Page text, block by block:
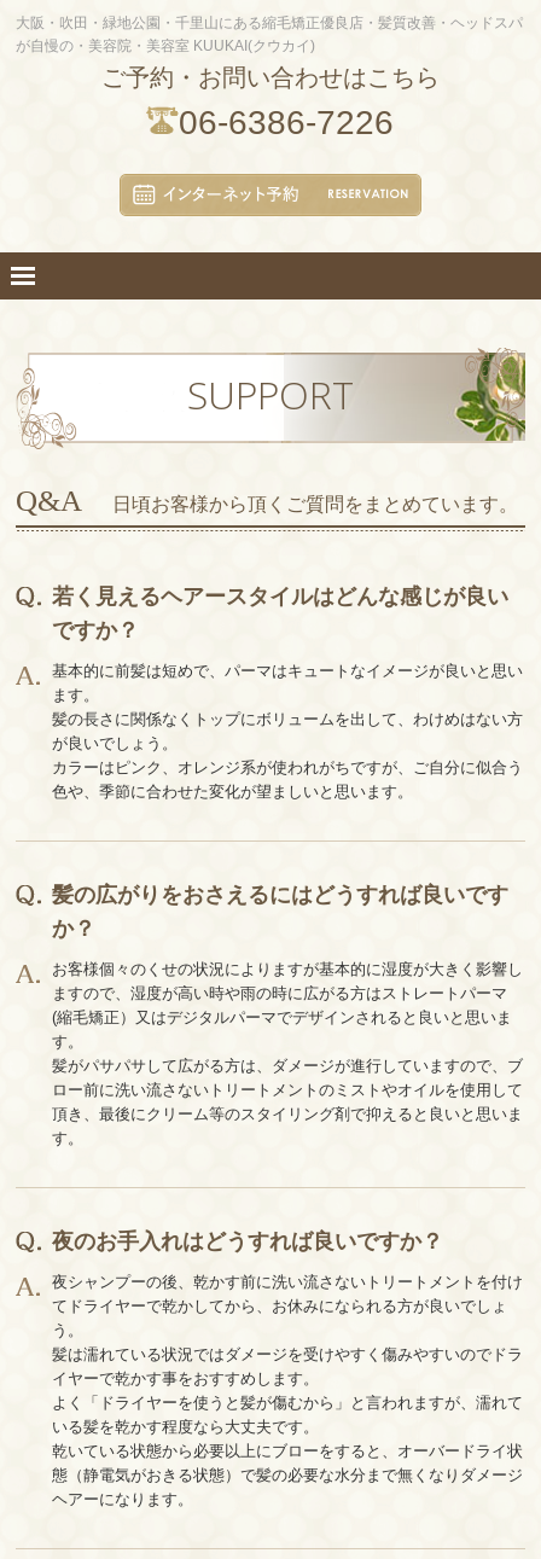
大阪・吹田・緑地公園・千里山にある縮毛矯正優良店・髪質改善・ヘッドスパ
が自慢の・美容院・美容室 KUUKAI(クウカイ)
ご予約・お問い合わせはこちら
06-6386-7226
SUPPORT
Q&A 日頃お客様から頂くご質問をまとめています。
若く見えるヘアースタイルはどんな感じが良い
ですか？
基本的に前髪は短めで、パーマはキュートなイメージが良いと思い
ます。
髪の長さに関係なくトップにボリュームを出して、わけめはない方
が良いでしょう。
カラーはピンク、オレンジ系が使われがちですが、ご自分に似合う
色や、季節に合わせた変化が望ましいと思います。
髪の広がりをおさえるにはどうすれば良いです
か？
お客様個々のくせの状況によりますが基本的に湿度が大きく影響し
ますので、湿度が高い時や雨の時に広がる方はストレートパーマ
(縮毛矯正）又はデジタルパーマでデザインされると良いと思いま
す。
髪がパサパサして広がる方は、ダメージが進行していますので、ブ
ロー前に洗い流さないトリートメントのミストやオイルを使用して
頂き、最後にクリーム等のスタイリング剤で抑えると良いと思いま
す。
夜のお手入れはどうすれば良いですか？
夜シャンプーの後、乾かす前に洗い流さないトリートメントを付け
てドライヤーで乾かしてから、お休みになられる方が良いでしょ
う。
髪は濡れている状況ではダメージを受けやすく傷みやすいのでドラ
イヤーで乾かす事をおすすめします。
よく「ドライヤーを使うと髪が傷むから」と言われますが、濡れて
いる髪を乾かす程度なら大丈夫です。
乾いている状態から必要以上にブローをすると、オーバードライ状
態（静電気がおきる状態）で髪の必要な水分まで無くなりダメージ
ヘアーになります。